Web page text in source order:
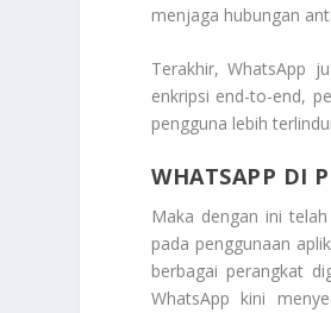
menjaga hubungan
Terakhir, WhatsApp
enkripsi end-to-end,
pengguna lebih
WHATSAPP DI
Maka dengan ini
pada penggunaan
berbagai perangkat
WhatsApp kini